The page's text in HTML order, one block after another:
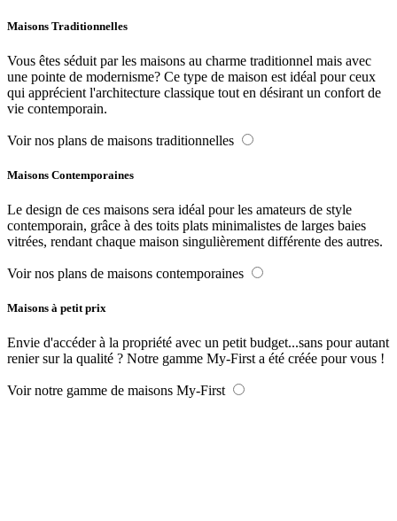
Maisons Traditionnelles
Vous êtes séduit par les maisons au charme traditionnel mais avec
une pointe de modernisme? Ce type de maison est idéal pour ceux
qui apprécient l'architecture classique tout en désirant un confort de
vie contemporain.
Voir nos plans de maisons traditionnelles
Maisons Contemporaines
Le design de ces maisons sera idéal pour les amateurs de style
contemporain, grâce à des toits plats minimalistes de larges baies
vitrées, rendant chaque maison singulièrement différente des autres.
Voir nos plans de maisons contemporaines
Maisons à petit prix
Envie d'accéder à la propriété avec un petit budget...sans pour autant
renier sur la qualité ? Notre gamme My-First a été créée pour vous !
Voir notre gamme de maisons My-First